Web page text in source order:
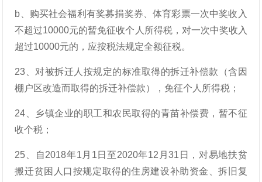
b、购买社会福利有奖募捐奖券、体育彩票一次中奖收入
不超过10000元的暂免征收个人所得税，对一次中奖收入
超过10000元的，应按税法规定全额征税。
23、对被拆迁人按规定的标准取得的拆迁补偿款（含因
棚户区改造而取得的拆迁补偿款），免征个人所得税；
24、乡镇企业的职工和农民取得的青苗补偿费，暂不征
收个税；
25、自2018年1月1日至2020年12月31日，对易地扶贫
搬迁贫困人口按规定取得的住房建设补助资金、拆旧复